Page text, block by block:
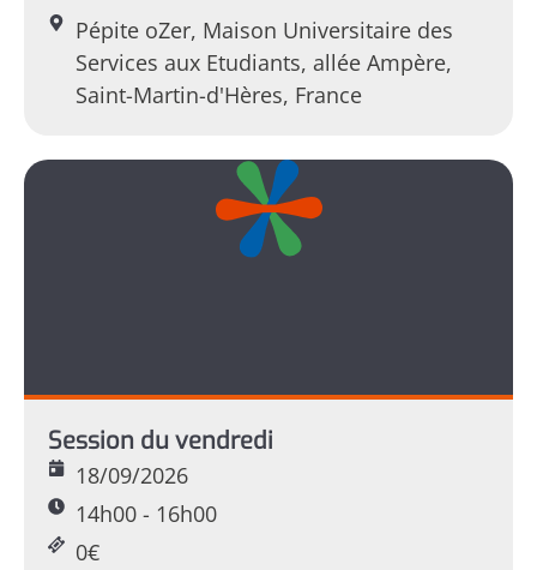
Pépite oZer, Maison Universitaire des
Services aux Etudiants, allée Ampère,
Saint-Martin-d'Hères, France
Session du vendredi
18/09/2026
14h00 - 16h00
0€